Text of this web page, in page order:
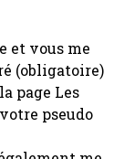
et vous me
(obligatoire)
page Les
pseudo